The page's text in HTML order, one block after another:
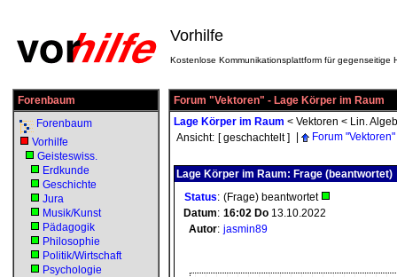
Vorhilfe
Kostenlose Kommunikationsplattform für gegenseitige
Forenbaum
Forenbaum
Vorhilfe
Geisteswiss.
Erdkunde
Geschichte
Jura
Musik/Kunst
Pädagogik
Philosophie
Politik/Wirtschaft
Psychologie
Forum "Vektoren" - Lage Körper im Raum
Lage Körper im Raum < Vektoren < Lin.
Ansicht: [ geschachtelt ] Forum "Vektoren"
Lage Körper im Raum: Frage (beantwortet)
Status: (Frage) beantwortet
Datum: 16:02 Do 13.10.2022
Autor: jasmin89